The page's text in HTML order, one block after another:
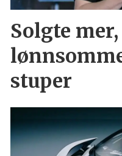
Solgte
stuper